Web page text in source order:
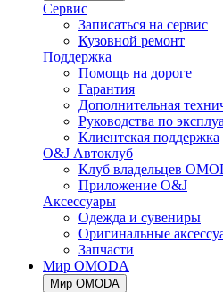
Сервис
Записаться на сервис
Кузовной ремонт
Поддержка
Помощь на дороге
Гарантия
Дополнительная
Руководства по
Клиентская поддержка
O&J Автоклуб
Клуб владельцев
Приложение O&J
Аксессуары
Одежда и сувениры
Оригинальные
Запчасти
Мир OMODA
Мир OMODA